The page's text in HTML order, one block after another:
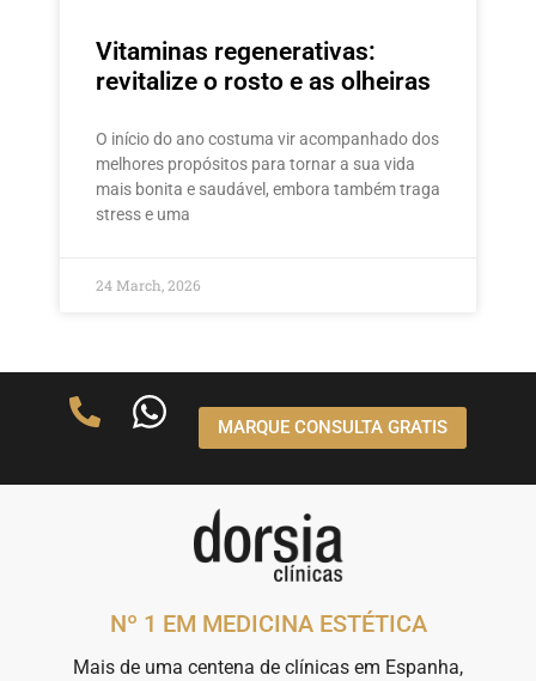
Vitaminas regenerativas:
revitalize o rosto e as olheiras
O início do ano costuma vir acompanhado dos
melhores propósitos para tornar a sua vida
mais bonita e saudável, embora também traga
stress e uma
24 March, 2026
MARQUE CONSULTA GRATIS
Nº 1 EM MEDICINA ESTÉTICA
Mais de uma centena de clínicas em Espanha,